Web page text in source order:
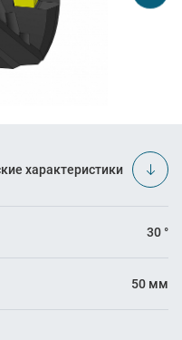
характеристики
30 °
50 мм